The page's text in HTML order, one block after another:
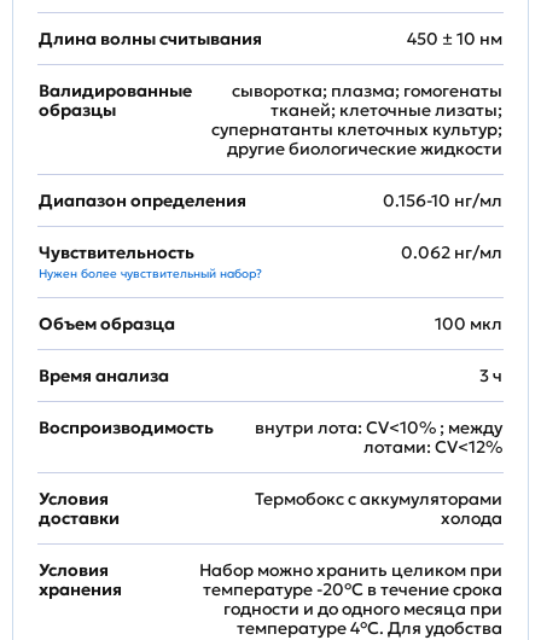
Длина волны считывания 450 ± 10 нм
Валидированные
образцы
сыворотка; плазма; гомогенаты
тканей; клеточные лизаты;
супернатанты клеточных культур;
другие биологические жидкости
Диапазон определения 0.156-10 нг/мл
Чувствительность
Нужен более чувствительный набор?
0.062 нг/мл
Объем образца 100 мкл
Время анализа 3 ч
Воспроизводимость
внутри лота: CV<10% ; между
лотами: CV<12%
Условия
доставки
Термобокс с аккумуляторами
холода
Условия
хранения
Набор можно хранить целиком при
температуре -20°C в течение срока
годности и до одного месяца при
температуре 4°C. Для удобства